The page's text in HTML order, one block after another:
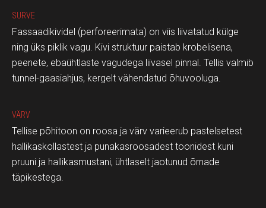
SURVE
Fassaadikividel (perforeerimata) on viis liivatatud külge
ning üks piklik vagu. Kivi struktuur paistab krobelisena,
peenete, ebaühtlaste vagudega liivasel pinnal. Tellis valmib
tunnel-gaasiahjus, kergelt vähendatud õhuvooluga.
VÄRV
Tellise põhitoon on roosa ja värv varieerub pastelsetest
hallikaskollastest ja punakasroosadest toonidest kuni
pruuni ja hallikasmustani, ühtlaselt jaotunud õrnade
täpikestega.